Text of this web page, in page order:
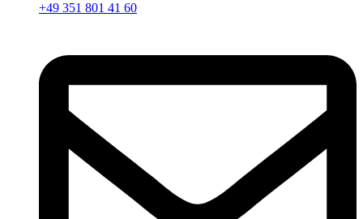
+49 351 801 41 60